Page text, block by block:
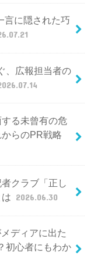
言に隠された巧
、広報担当者の
る未曾有の危
らのPR戦略
クラブ「正し
2026.06.30
ディアに出た
初心者にもわか